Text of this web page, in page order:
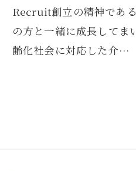
Recruit創立の精神であ
の方と一緒に成長してま
齢化社会に対応した介…